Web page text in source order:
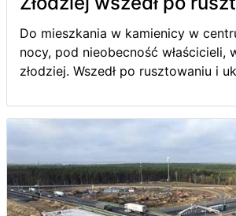
Do mieszkania w kamienicy w
nocy, pod nieobecność właścicieli,
złodziej. Wszedł po rusztowaniu i